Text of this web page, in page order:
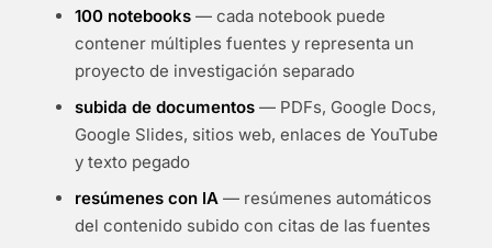
100 notebooks — cada notebook puede
contener múltiples fuentes y representa un
proyecto de investigación separado
subida de documentos — PDFs, Google Docs,
Google Slides, sitios web, enlaces de YouTube
y texto pegado
resúmenes con IA — resúmenes automáticos
del contenido subido con citas de las fuentes